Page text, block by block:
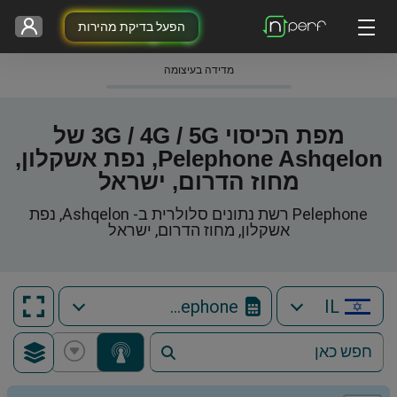
הפעל בדיקת מהירות
מדידה בעיצומה
מפת הכיסוי 3G / 4G / 5G של
Pelephone Ashqelon, נפת אשקלון,
מחוז הדרום, ישראל
Pelephone רשת נתונים סלולרית ב- Ashqelon, נפת
אשקלון, מחוז הדרום, ישראל
IL
Pelephone